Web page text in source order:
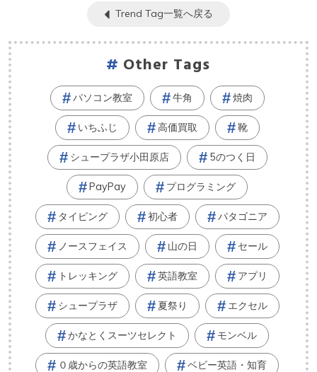
Trend Tag一覧へ戻る
Other Tags
パソコン教室 牛角 焼肉
いちふじ 高価買取 靴
シュープラザ小田原店 5のつく日
PayPay プログラミング
タイピング 初心者 パタゴニア
ノースフェイス 山の日 セール
トレッキング 英語教室 アプリ
シュープラザ 夏祭り エクセル
かなとくスーツセレクト モンベル
０歳からの英語教室 ベビー英語・知育